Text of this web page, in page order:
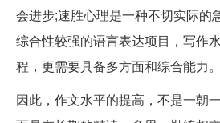
会进步;速胜心理是一种不切实际的
综合性较强的语言表达项目，写作
程，更需要具备多方面和综合能力。
因此，作文水平的提高，不是一朝